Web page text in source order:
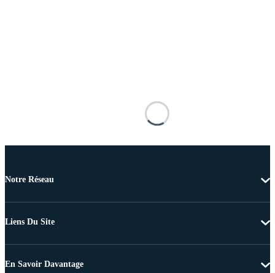
Notre Réseau
Liens Du Site
En Savoir Davantage